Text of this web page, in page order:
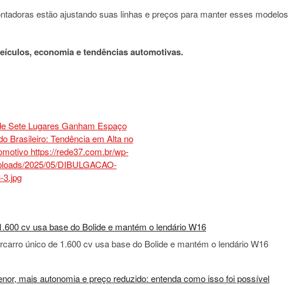
estão ajustando suas linhas e preços para manter esses modelos
economia e tendências automotivas.
cv usa base do Bolide e mantém o lendário W16
único de 1.600 cv usa base do Bolide e mantém o lendário W16
mais autonomia e preço reduzido: entenda como isso foi possível